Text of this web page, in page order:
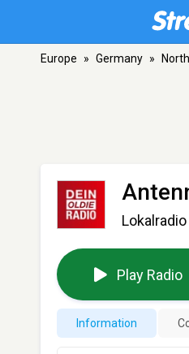
Europe » Germany »
Play Radio
Information